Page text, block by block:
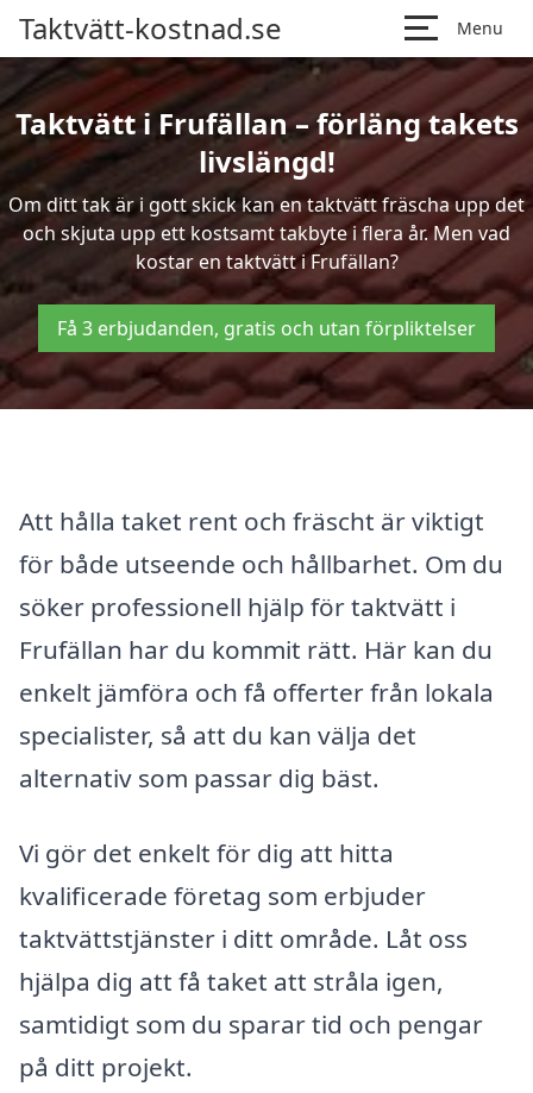
Taktvätt-kostnad.se Menu
Taktvätt i Frufällan – förläng takets
livslängd!
Om ditt tak är i gott skick kan en taktvätt fräscha upp det
och skjuta upp ett kostsamt takbyte i flera år. Men vad
kostar en taktvätt i Frufällan?
Få 3 erbjudanden, gratis och utan förpliktelser
Att hålla taket rent och fräscht är viktigt
för både utseende och hållbarhet. Om du
söker professionell hjälp för taktvätt i
Frufällan har du kommit rätt. Här kan du
enkelt jämföra och få offerter från lokala
specialister, så att du kan välja det
alternativ som passar dig bäst.
Vi gör det enkelt för dig att hitta
kvalificerade företag som erbjuder
taktvättstjänster i ditt område. Låt oss
hjälpa dig att få taket att stråla igen,
samtidigt som du sparar tid och pengar
på ditt projekt.